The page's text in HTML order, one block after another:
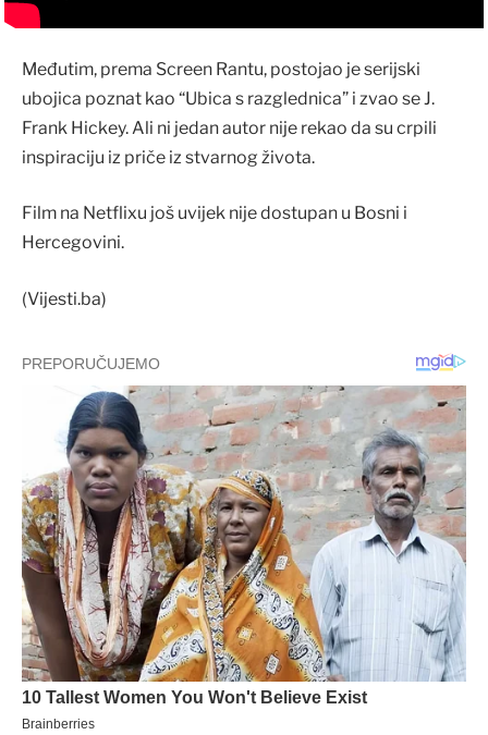
Međutim, prema Screen Rantu, postojao je serijski
ubojica poznat kao “Ubica s razglednica” i zvao se J.
Frank Hickey. Ali ni jedan autor nije rekao da su crpili
inspiraciju iz priče iz stvarnog života.
Film na Netflixu još uvijek nije dostupan u Bosni i
Hercegovini.
(Vijesti.ba)